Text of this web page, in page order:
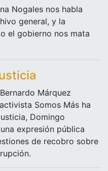
Nogales nos habla
general, y la
el gobierno nos mata
Márquez
Somos Más ha
Domingo
expresión pública
de recobro sobre